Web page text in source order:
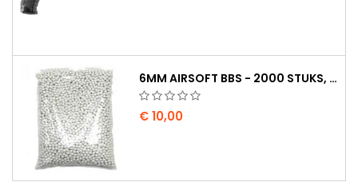
6MM AIRSOFT BBS - 2000 STUKS, 0,20G, HOGE KWALITEIT
€ 10,00